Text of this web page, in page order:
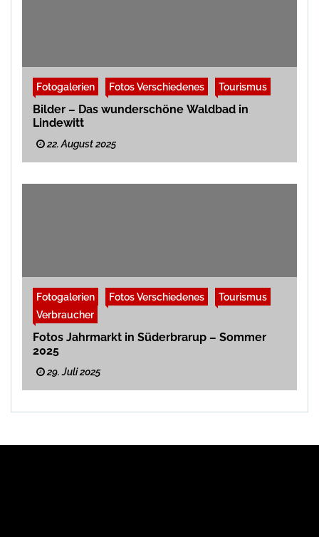
Fotogalerien Fotos Verschiedenes Tourismus
Bilder – Das wunderschöne Waldbad in
Lindewitt
22. August 2025
Fotogalerien Fotos Verschiedenes
Tourismus
Verbraucher
Fotos Jahrmarkt in Süderbrarup – Sommer
2025
29. Juli 2025